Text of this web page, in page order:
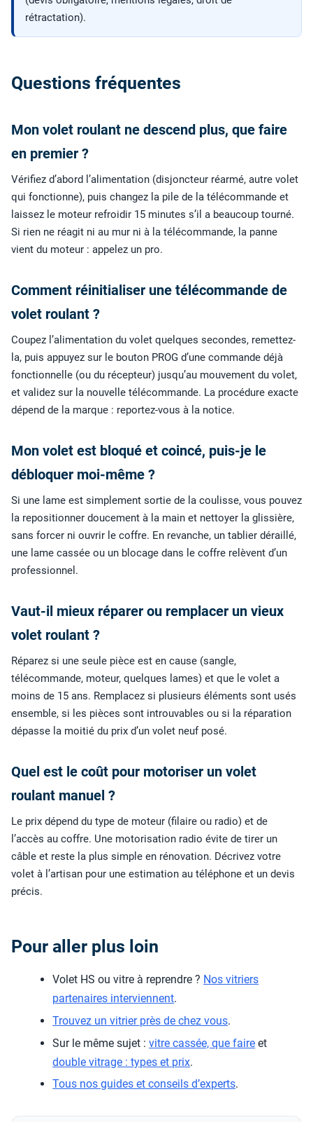
rétractation).
Questions fréquentes
Mon volet roulant ne descend plus, que faire
en premier ?
Vérifiez d’abord l’alimentation (disjoncteur réarmé, autre volet
qui fonctionne), puis changez la pile de la télécommande et
laissez le moteur refroidir 15 minutes s’il a beaucoup tourné.
Si rien ne réagit ni au mur ni à la télécommande, la panne
vient du moteur : appelez un pro.
Comment réinitialiser une télécommande de
volet roulant ?
Coupez l’alimentation du volet quelques secondes, remettez-
la, puis appuyez sur le bouton PROG d’une commande déjà
fonctionnelle (ou du récepteur) jusqu’au mouvement du volet,
et validez sur la nouvelle télécommande. La procédure exacte
dépend de la marque : reportez-vous à la notice.
Mon volet est bloqué et coincé, puis-je le
débloquer moi-même ?
Si une lame est simplement sortie de la coulisse, vous pouvez
la repositionner doucement à la main et nettoyer la glissière,
sans forcer ni ouvrir le coffre. En revanche, un tablier déraillé,
une lame cassée ou un blocage dans le coffre relèvent d’un
professionnel.
Vaut-il mieux réparer ou remplacer un vieux
volet roulant ?
Réparez si une seule pièce est en cause (sangle,
télécommande, moteur, quelques lames) et que le volet a
moins de 15 ans. Remplacez si plusieurs éléments sont usés
ensemble, si les pièces sont introuvables ou si la réparation
dépasse la moitié du prix d’un volet neuf posé.
Quel est le coût pour motoriser un volet
roulant manuel ?
Le prix dépend du type de moteur (filaire ou radio) et de
l’accès au coffre. Une motorisation radio évite de tirer un
câble et reste la plus simple en rénovation. Décrivez votre
volet à l’artisan pour une estimation au téléphone et un devis
précis.
Pour aller plus loin
Volet HS ou vitre à reprendre ? Nos vitriers
partenaires interviennent.
Trouvez un vitrier près de chez vous.
Sur le même sujet :vitre cassée, que faire et
double vitrage : types et prix.
Tous nos guides et conseils d’experts.